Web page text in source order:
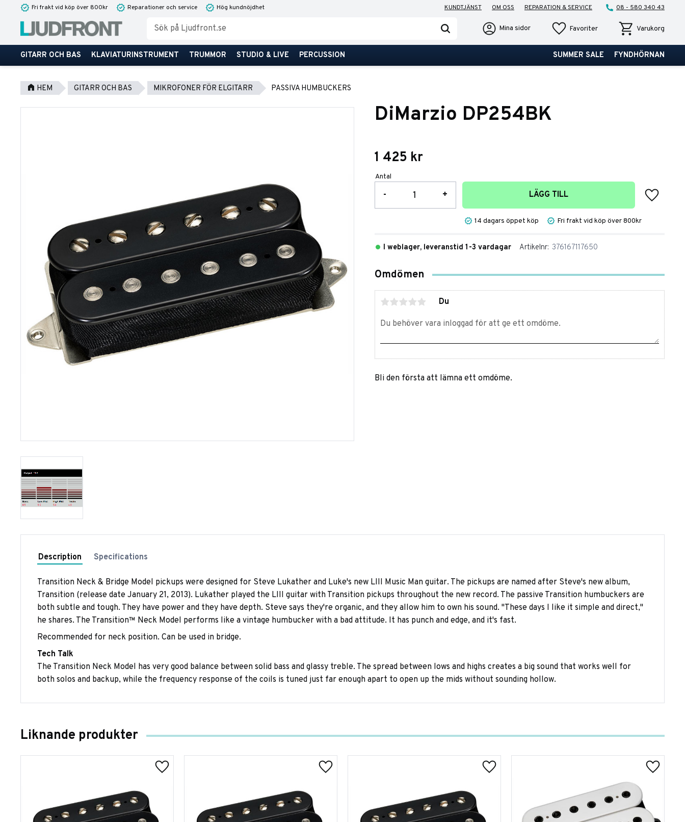
Fri frakt vid köp över 800kr Reparationer och service Hög kundnöjdhet KUNDTJÄNST OM OSS REPARATION & SERVICE 08 - 580 340 43
Mina sidor FavoriterFavoriter KundvagnVarukorg
GITARR OCH BAS KLAVIATURINSTRUMENT TRUMMOR STUDIO & LIVE PERCUSSION SUMMER SALE FYNDHÖRNAN
HEM GITARR OCH BAS MIKROFONER FÖR ELGITARR PASSIVA HUMBUCKERS
DiMarzio DP254BK
1 425 kr
Antal
+
- LÄGG TILL
Lägg till
14 dagars öppet köp Fri frakt vid köp över 800kr
I weblager, leveranstid 1-3 vardagar Artikelnr 376167117650
Omdömen
Du
Bli den första att lämna ett omdöme.
Description Specifications
Transition Neck & Bridge Model pickups were designed for Steve Lukather and Luke's new LIII Music Man guitar. The pickups are named after Steve's new album,
Transition (release date January 21, 2013). Lukather played the LIII guitar with Transition pickups throughout the new record. The passive Transition humbuckers are
both subtle and tough. They have power and they have depth. Steve says they're organic, and they allow him to own his sound. "These days I like it simple and direct,"
he shares. The Transition™ Neck Model performs like a vintage humbucker with a bad attitude. It has punch and edge, and it's fast.
Recommended for neck position. Can be used in bridge.
Tech Talk
The Transition Neck Model has very good balance between solid bass and glassy treble. The spread between lows and highs creates a big sound that works well for
both solos and backup, while the frequency response of the coils is tuned just far enough apart to open up the mids without sounding hollow.
Liknande produkter